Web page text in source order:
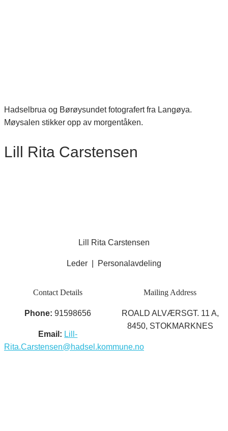
Hadselbrua og Børøysundet fotografert fra Langøya.
Møysalen stikker opp av morgentåken.
Lill Rita Carstensen
Lill Rita Carstensen
Leder | Personalavdeling
Mailing Address
ROALD ALVÆRSGT. 11 A,
8450, STOKMARKNES
Contact Details
Phone: 91598656
Email: Lill-
Rita.Carstensen@hadsel.kommune.no